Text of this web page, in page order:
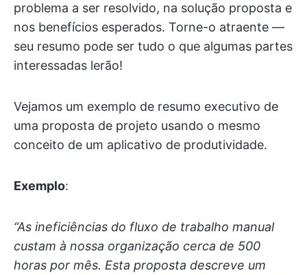
problema a ser resolvido, na solução proposta e
nos benefícios esperados. Torne-o atraente —
seu resumo pode ser tudo o que algumas partes
interessadas lerão!
Vejamos um exemplo de resumo executivo de
uma proposta de projeto usando o mesmo
conceito de um aplicativo de produtividade.
Exemplo:
“As ineficiências do fluxo de trabalho manual
custam à nossa organização cerca de 500
horas por mês. Esta proposta descreve um